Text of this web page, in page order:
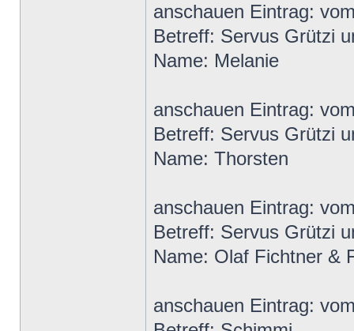
anschauen Eintrag:
Betreff: Servus Grützi
Name: Melanie
anschauen Eintrag:
Betreff: Servus Grützi
Name: Thorsten
anschauen Eintrag:
Betreff: Servus Grützi
Name: Olaf Fichtner &
anschauen Eintrag: